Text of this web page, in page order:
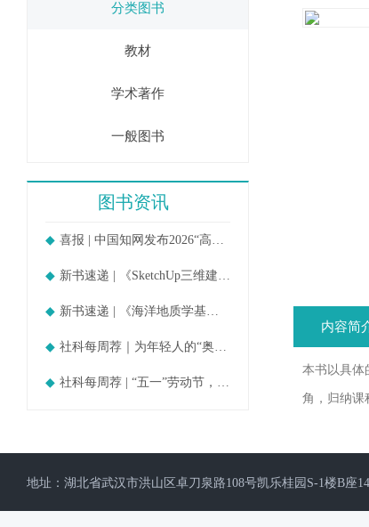
分类图书
教材
学术著作
一般图书
图书资讯
喜报 | 中国知网发布2026“高被引
新书速递 | 《SketchUp三维建模教
新书速递 | 《海洋地质学基础》
社科每周荐｜为年轻人的“奥德赛时期
社科每周荐 | “五一”劳动节，守护
内容简
本书以具体
角，归纳课
地址：湖北省武汉市洪山区卓刀泉路108号凯乐桂园S-1楼B座